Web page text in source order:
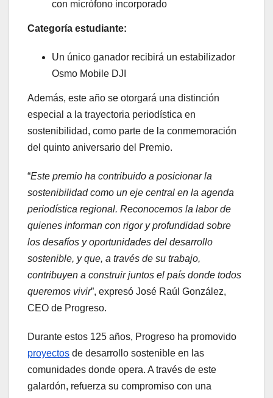
con micrófono incorporado
Categoría estudiante:
Un único ganador recibirá un estabilizador
Osmo Mobile DJI
Además, este año se otorgará una distinción
especial a la trayectoria periodística en
sostenibilidad, como parte de la conmemoración
del quinto aniversario del Premio.
“Este premio ha contribuido a posicionar la
sostenibilidad como un eje central en la agenda
periodística regional. Reconocemos la labor de
quienes informan con rigor y profundidad sobre
los desafíos y oportunidades del desarrollo
sostenible, y que, a través de su trabajo,
contribuyen a construir juntos el país donde todos
queremos vivir”, expresó José Raúl González,
CEO de Progreso.
Durante estos 125 años, Progreso ha promovido
proyectos de desarrollo sostenible en las
comunidades donde opera. A través de este
galardón, refuerza su compromiso con una